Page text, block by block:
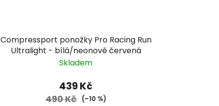
Compressport ponožky Pro Racing Run
Ultralight - bílá/neonově červená
Skladem
439 Kč
490 Kč (–10 %)